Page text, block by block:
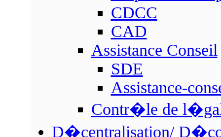
CDCC
CAD
Assistance Conseil
SDE
Assistance-
Contr�le de
D�centralisation/